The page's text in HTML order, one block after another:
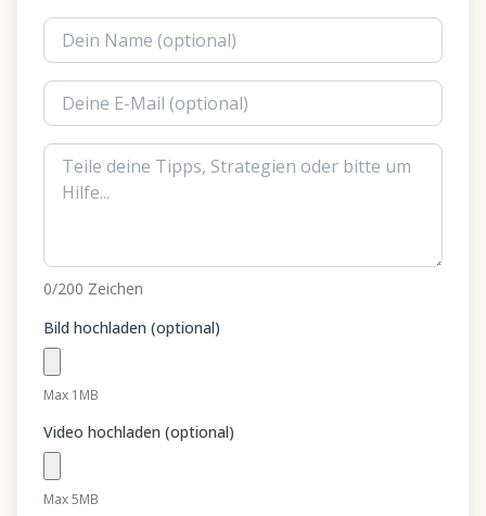
0/200 Zeichen
Bild hochladen (optional)
Max 1MB
Video hochladen (optional)
Max 5MB